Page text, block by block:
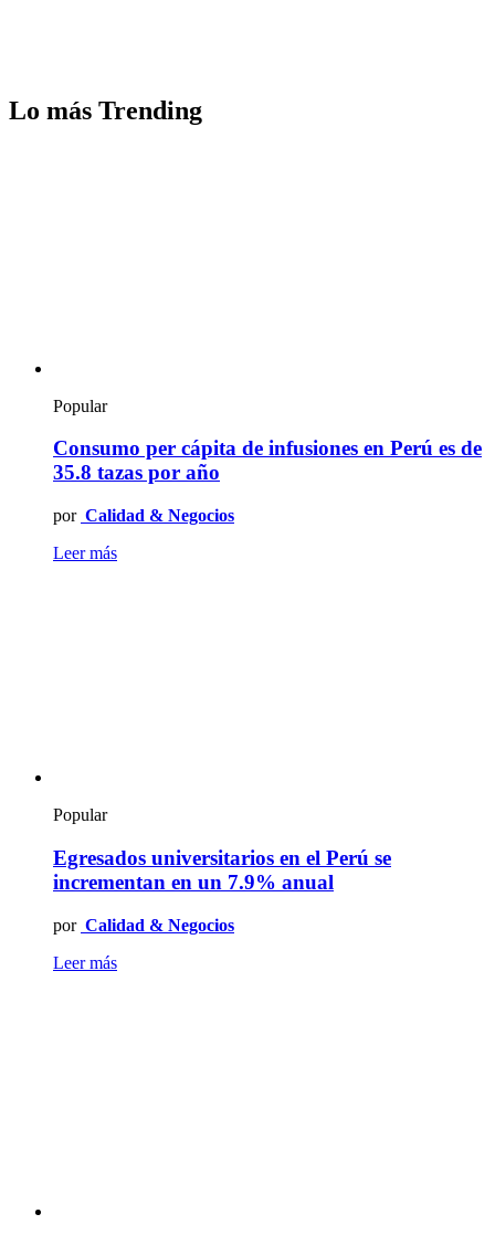
Lo más Trending
Popular
Consumo per cápita de infusiones en Perú es de
35.8 tazas por año
por Calidad & Negocios
Leer más
Popular
Egresados universitarios en el Perú se
incrementan en un 7.9% anual
por Calidad & Negocios
Leer más